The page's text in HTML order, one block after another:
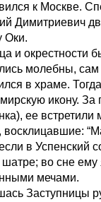
к Москве.
Димитриевич
Оки.
и окрестности
молебны, сам
в храме.
икону. За
ее встретили
восклицавшие:
в Успенский
во сне ему
мечами.
Заступницы